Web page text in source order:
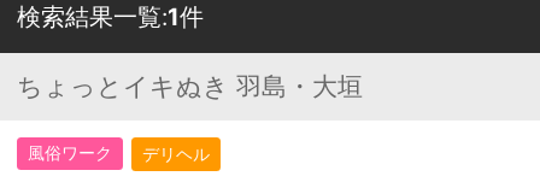
検索結果一覧:1件
ちょっとイキぬき 羽島・大垣
風俗ワーク デリヘル